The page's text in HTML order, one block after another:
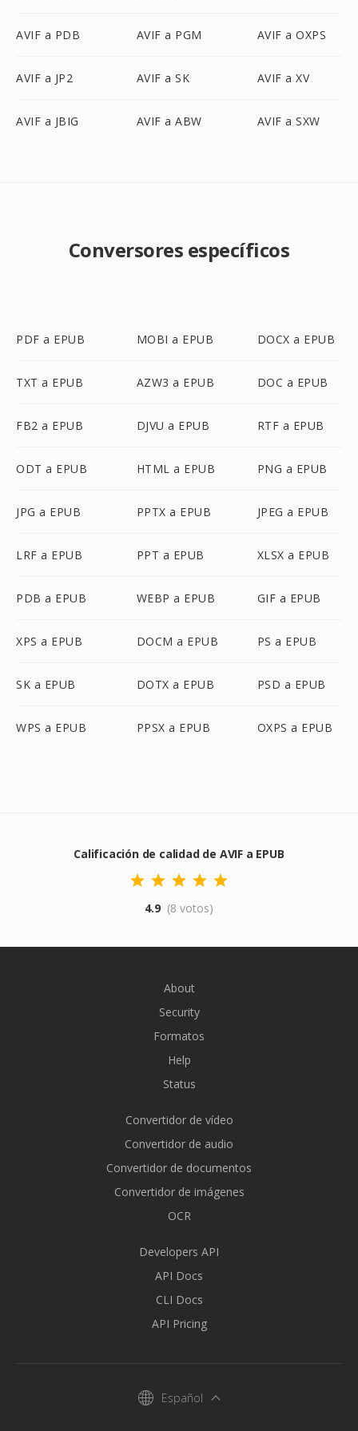
AVIF a PDB AVIF a PGM AVIF a OXPS
AVIF a JP2 AVIF a SK AVIF a XV
AVIF a JBIG AVIF a ABW AVIF a SXW
Conversores específicos
PDF a EPUB MOBI a EPUB DOCX a EPUB
TXT a EPUB AZW3 a EPUB DOC a EPUB
FB2 a EPUB DJVU a EPUB RTF a EPUB
ODT a EPUB HTML a EPUB PNG a EPUB
JPG a EPUB PPTX a EPUB JPEG a EPUB
LRF a EPUB PPT a EPUB XLSX a EPUB
PDB a EPUB WEBP a EPUB GIF a EPUB
XPS a EPUB DOCM a EPUB PS a EPUB
SK a EPUB DOTX a EPUB PSD a EPUB
WPS a EPUB PPSX a EPUB OXPS a EPUB
Calificación de calidad de AVIF a EPUB
4.9 (8 votos)
About
Security
Formatos
Help
Status
Convertidor de vídeo
Convertidor de audio
Convertidor de documentos
Convertidor de imágenes
OCR
Developers API
API Docs
CLI Docs
API Pricing
Español